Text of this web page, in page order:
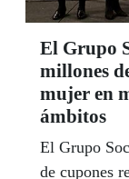
El Grupo
millones
mujer en
ámbitos
El Grupo
de cupones